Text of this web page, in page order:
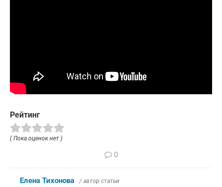
Рейтинг
( Пока оценок нет )
0
Елена Тихонова / автор статьи